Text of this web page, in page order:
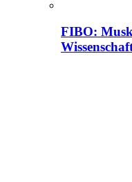
FIBO: